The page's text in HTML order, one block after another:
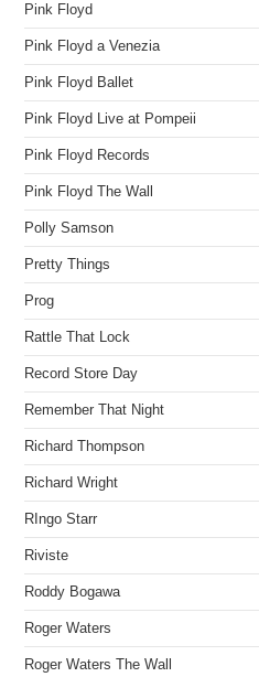
Pink Floyd
Pink Floyd a Venezia
Pink Floyd Ballet
Pink Floyd Live at Pompeii
Pink Floyd Records
Pink Floyd The Wall
Polly Samson
Pretty Things
Prog
Rattle That Lock
Record Store Day
Remember That Night
Richard Thompson
Richard Wright
RIngo Starr
Riviste
Roddy Bogawa
Roger Waters
Roger Waters The Wall